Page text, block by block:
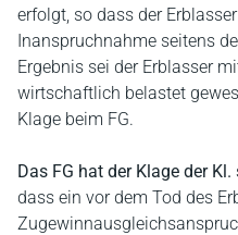
erfolgt, so dass der
Inanspruchnahme seitens
Ergebnis sei der Erblasser
wirtschaftlich belastet
Klage beim FG.
Das FG hat der Klage der
dass ein vor dem Tod des